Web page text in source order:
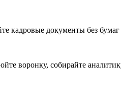
кадровые документы без
воронку, собирайте